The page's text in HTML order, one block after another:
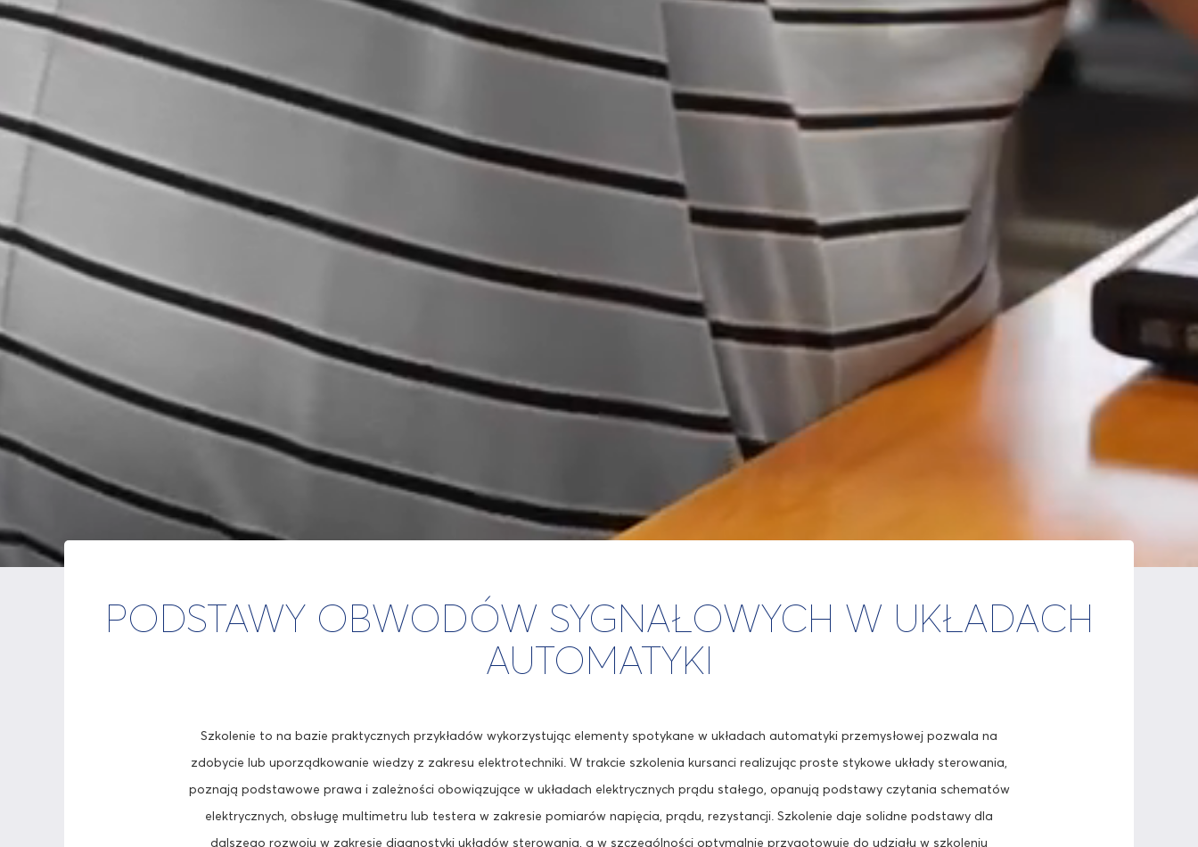
PODSTAWY OBWODÓW SYGNAŁOWYCH W UKŁADACH
AUTOMATYKI
Szkolenie to na bazie praktycznych przykładów wykorzystując elementy spotykane w układach automatyki przemysłowej pozwala na
zdobycie lub uporządkowanie wiedzy z zakresu elektrotechniki. W trakcie szkolenia kursanci realizując proste stykowe układy sterowania,
poznają podstawowe prawa i zależności obowiązujące w układach elektrycznych prądu stałego, opanują podstawy czytania schematów
elektrycznych, obsługę multimetru lub testera w zakresie pomiarów napięcia, prądu, rezystancji. Szkolenie daje solidne podstawy dla
dalszego rozwoju w zakresie diagnostyki układów sterowania, a w szczególności optymalnie przygotowuje do udziału w szkoleniu